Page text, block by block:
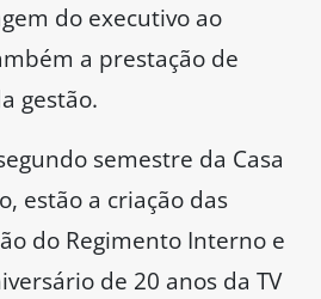
do executivo ao
a prestação de
gestão.
semestre da Casa
estão a criação das
do Regimento Interno e
de 20 anos da TV